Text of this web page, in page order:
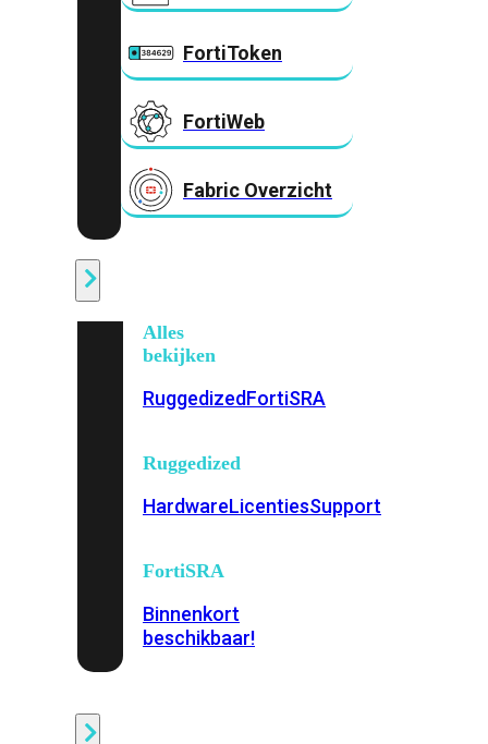
FortiToken
FortiWeb
Fabric Overzicht
Alles
bekijken
RuggedizedFortiSRA
Ruggedized
HardwareLicentiesSupport
FortiSRA
Binnenkort
beschikbaar!